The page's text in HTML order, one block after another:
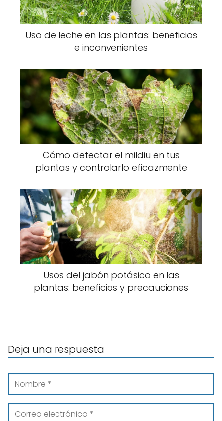
Uso de leche en las plantas: beneficios
e inconvenientes
Cómo detectar el mildiu en tus
plantas y controlarlo eficazmente
Usos del jabón potásico en las
plantas: beneficios y precauciones
Deja una respuesta